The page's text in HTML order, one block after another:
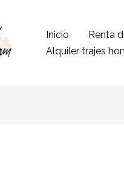
Inicio Renta
Alquiler trajes